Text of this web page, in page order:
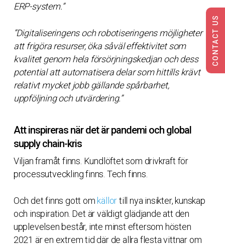
ERP-system.”
”Digitaliseringens och robotiseringens möjligheter
att frigöra resurser, öka såväl effektivitet som
kvalitet genom hela försörjningskedjan och dess
potential att automatisera delar som hittills krävt
relativt mycket jobb gällande spårbarhet,
uppföljning och utvärdering.”
Att inspireras när det är pandemi och global
supply chain-kris
Viljan framåt finns. Kundlöftet som drivkraft för
processutveckling finns. Tech finns.
Och det finns gott om källortill nya insikter, kunskap
och inspiration. Det är väldigt glädjande att den
upplevelsen består, inte minst eftersom hösten
2021 är en extrem tid där de allra flesta vittnar om
CONTACT US